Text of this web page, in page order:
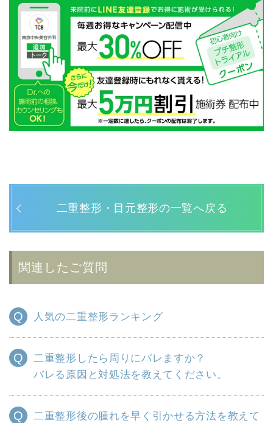
二重整形・目元整形の一覧へ戻る
関連したご質問
人気の二重整形ランキング
二重整形したら周りにバレますか？
バレる原因と対処法を教えてください。
二重整形後の腫れを早く引かせる方法を教えて